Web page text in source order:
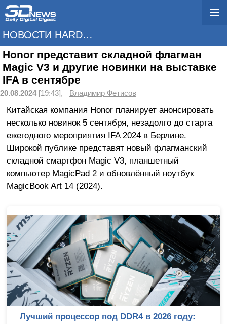
НОВОСТИ HARDWARE
Honor представит складной флагман
Magic V3 и другие новинки на выставке
IFA в сентябре
20.08.2024[19:43], Владимир Фетисов
Китайская компания Honor планирует анонсировать
несколько новинок 5 сентября, незадолго до старта
ежегодного мероприятия IFA 2024 в Берлине.
Широкой публике представят новый флагманский
складной смартфон Magic V3, планшетный
компьютер MagicPad 2 и обновлённый ноутбук
MagicBook Art 14 (2024).
Лучший процессор под DDR4 в 2026 году: